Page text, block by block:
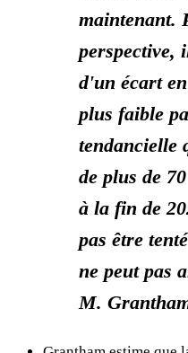
maintenant.
perspective,
d'un écart
plus faible
tendancielle
de plus de
à la fin de
pas être
ne peut pas
M.